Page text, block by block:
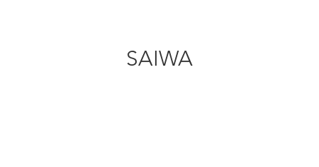
SAIWA